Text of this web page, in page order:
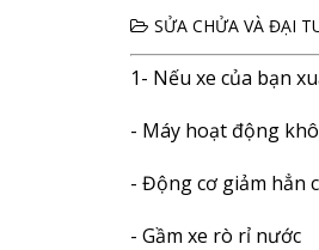
SỬA CHỬA VÀ ĐẠI
1- Nếu xe của bạn
- Máy hoạt động
- Động cơ giảm hẳn
- Gầm xe rò rỉ nước